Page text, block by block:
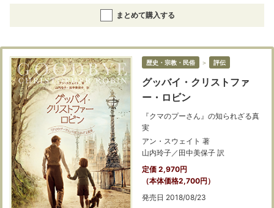
まとめて購入する
歴史・宗教・民俗 ＞ 評伝
グッバイ・クリストファ
ー・ロビン
『クマのプーさん』の知られざる真
実
アン・スウェイト 著
山内玲子／田中美保子 訳
定価 2,970円
（本体価格2,700円）
発売日 2018/08/23